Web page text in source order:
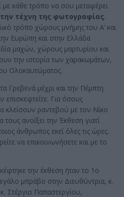
με κάθε τρόπο να σου μεταφέρει
την τέχνη της φωτογραφίας.
τρόπο χώρους μνήμης του Α’ και
Ευρώπη και στην Ελλάδα
μαχών, χώρους μαρτυρίου και
την ιστορία των χαρακωμάτων,
Ολοκαυτώματος.
Γρεβενά μέχρι και την Πέμπτη
επισκεφτείτε. Για όσους
κλείσουν ραντεβού με τον Νίκο
ανοίξει την Έκθεση γιατί
άνθρωπος εκεί όλες τις ώρες.
να επικοινωνήσετε και με το
την έκθεση ήταν το 1ο
μπράβο στην Διευθύντρια, κ.
Στέργιο Παπαστεργίου,